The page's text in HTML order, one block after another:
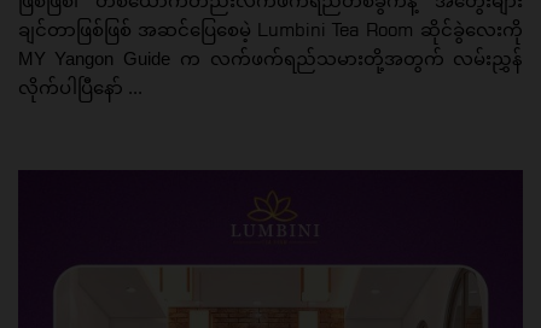
ချင်တာဖြစ်ဖြစ် အဆင်ပြေစေမဲ့ Lumbini Tea Room ဆိုင်ခွဲလေးကို
MY Yangon Guide က လက်ဖက်ရည်သမားတို့အတွက် လမ်းညွှန်
လိုက်ပါပြီနော် ...